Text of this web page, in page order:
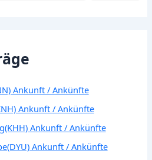
Ankunft / Ankünfte
Ankunft / Ankünfte
Ankunft / Ankünfte
Ankunft / Ankünfte